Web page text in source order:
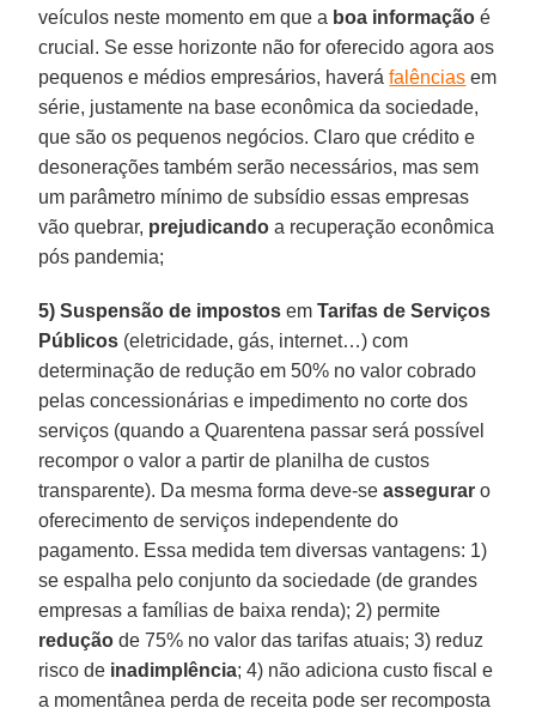
veículos neste momento em que a boa informação é
crucial. Se esse horizonte não for oferecido agora aos
pequenos e médios empresários, haveráfalências em
série, justamente na base econômica da sociedade,
que são os pequenos negócios. Claro que crédito e
desonerações também serão necessários, mas sem
um parâmetro mínimo de subsídio essas empresas
vão quebrar, prejudicando a recuperação econômica
pós pandemia;
5) Suspensão de impostos emTarifas de Serviços
Públicos (eletricidade, gás, internet…) com
determinação de redução em 50% no valor cobrado
pelas concessionárias e impedimento no corte dos
serviços (quando a Quarentena passar será possível
recompor o valor a partir de planilha de custos
transparente). Da mesma forma deve-seassegurar o
oferecimento de serviços independente do
pagamento. Essa medida tem diversas vantagens: 1)
se espalha pelo conjunto da sociedade (de grandes
empresas a famílias de baixa renda); 2) permite
redução de 75% no valor das tarifas atuais; 3) reduz
risco de inadimplência; 4) não adiciona custo fiscal e
a momentânea perda de receita pode ser recomposta